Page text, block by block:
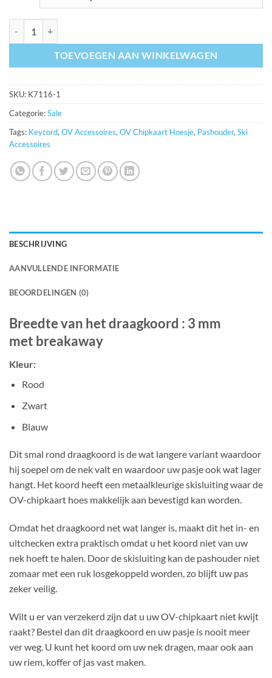
TOEVOEGEN AAN WINKELWAGEN
SKU: K7116-1
Categorie:Sale
Tags: Keycord,OV Accessoires,OV Chipkaart Hoesje, Pashouder,Ski
Accessoires
BESCHRIJVING
AANVULLENDE INFORMATIE
BEOORDELINGEN (0)
Breedte van het draagkoord : 3 mm
met breakaway
Kleur:
Rood
Zwart
Blauw
Dit smal rond draagkoord is de wat langere variant waardoor
hij soepel om de nek valt en waardoor uw pasje ook wat lager
hangt. Het koord heeft een metaalkleurige skisluiting waar de
OV-chipkaart hoes makkelijk aan bevestigd kan worden.
Omdat het draagkoord net wat langer is, maakt dit het in- en
uitchecken extra praktisch omdat u het koord niet van uw
nek hoeft te halen. Door de skisluiting kan de pashouder niet
zomaar met een ruk losgekoppeld worden, zo blijft uw pas
zeker veilig.
Wilt u er van verzekerd zijn dat u uw OV-chipkaart niet kwijt
raakt? Bestel dan dit draagkoord en uw pasje is nooit meer
ver weg. U kunt het koord om uw nek dragen, maar ook aan
uw riem, koffer of jas vast maken.